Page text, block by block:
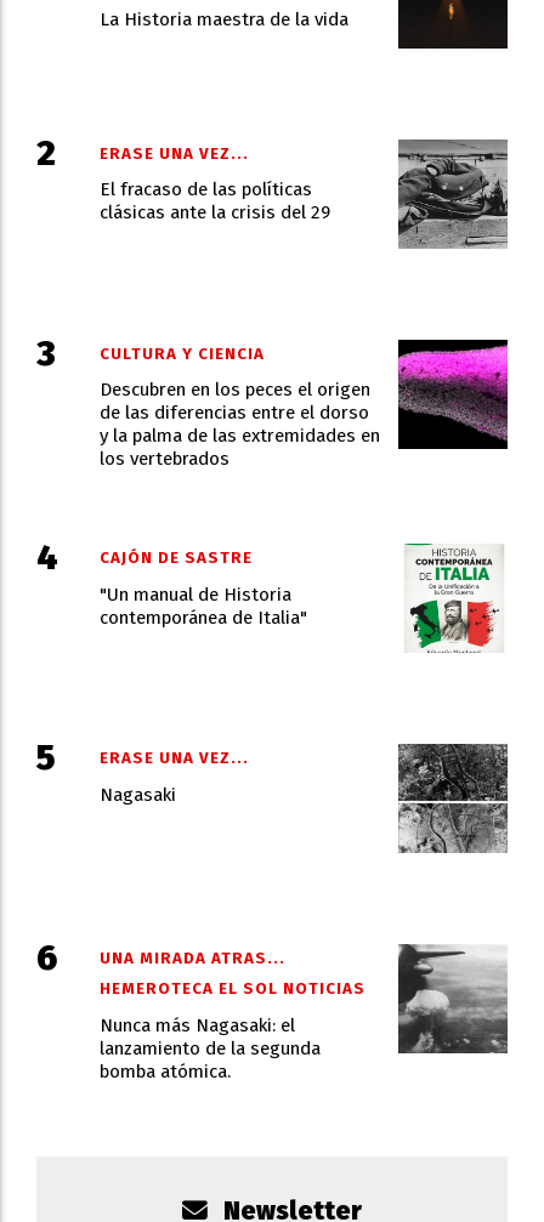
La Historia maestra de la vida
El fracaso de las políticas
clásicas ante la crisis del 29
ERASE UNA VEZ...
Descubren en los peces el origen
de las diferencias entre el dorso
y la palma de las extremidades en
los vertebrados
CULTURA Y CIENCIA
"Un manual de Historia
contemporánea de Italia"
CAJÓN DE SASTRE
Nagasaki
ERASE UNA VEZ...
Nunca más Nagasaki: el
lanzamiento de la segunda
bomba atómica.
UNA MIRADA ATRAS...
HEMEROTECA EL SOL NOTICIAS
Newsletter